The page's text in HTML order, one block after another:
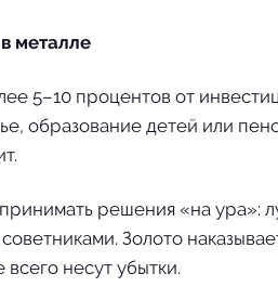
металле
5–10 процентов от
образование детей или
решения «на ура»:
Золото
несут убытки.